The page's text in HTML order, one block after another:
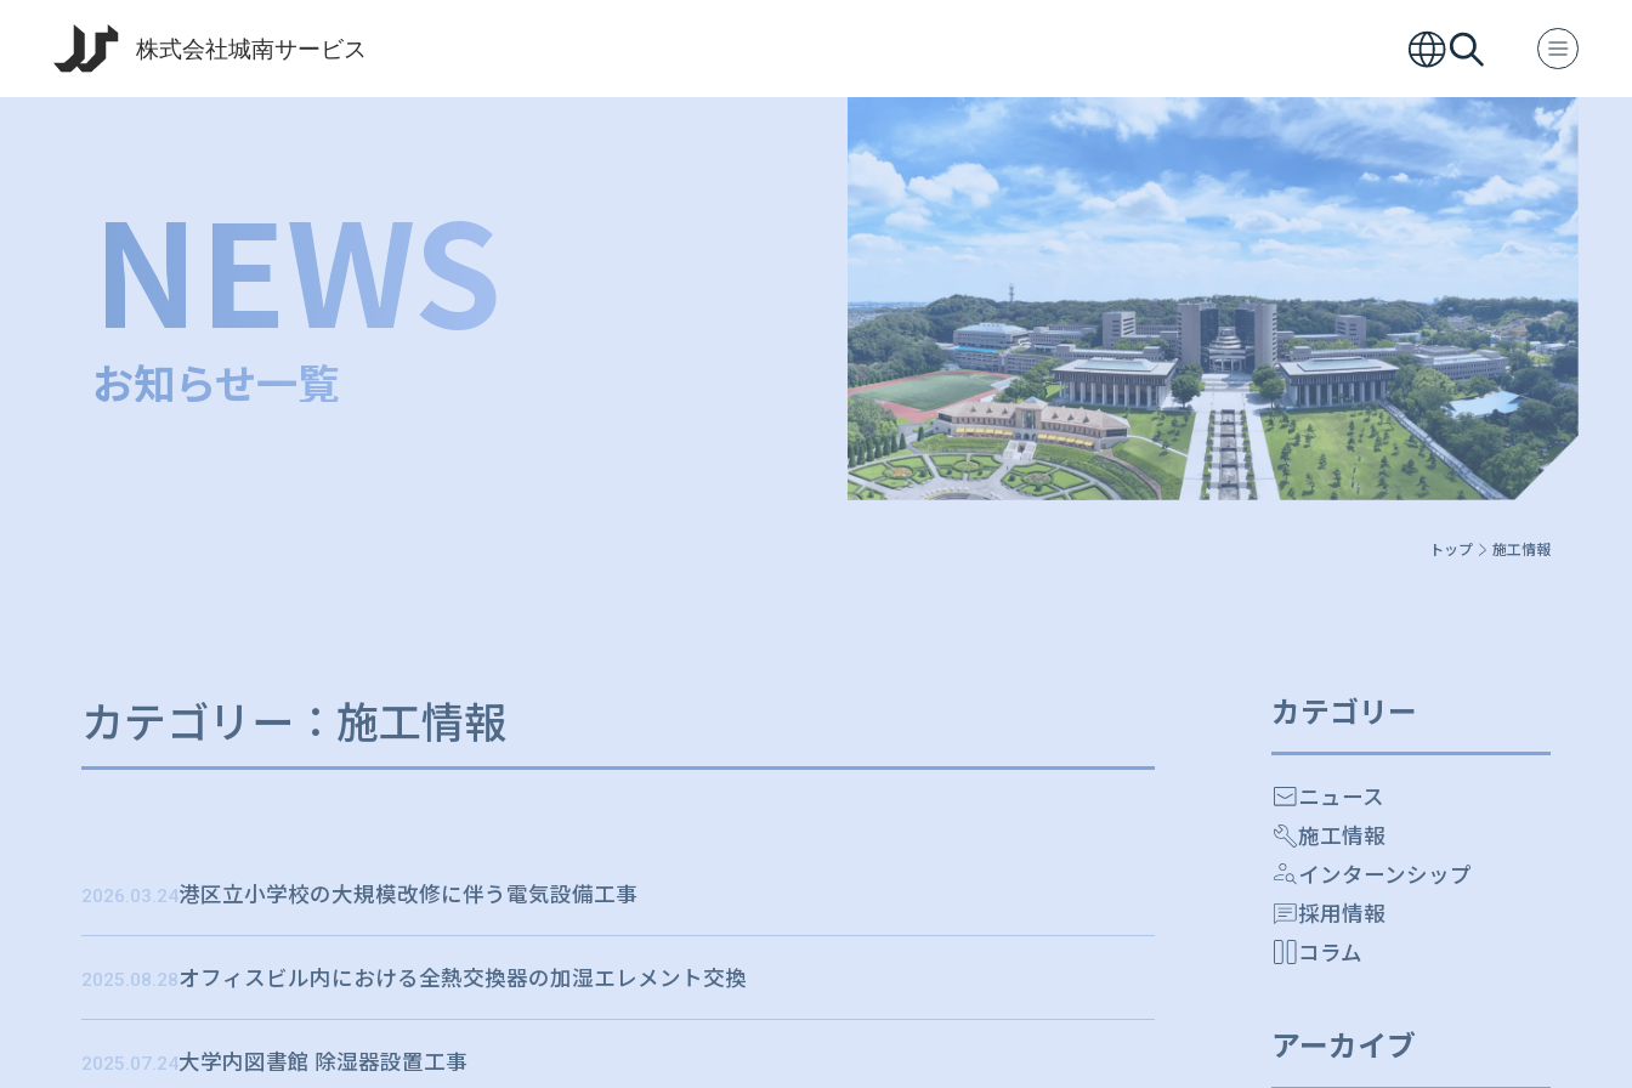
NEWS
お知らせ一覧
トップ 施工情報
カテゴリー：施工情報
2026.03.24港区立小学校の大規模改修に伴う電気設備工事
2025.08.28オフィスビル内における全熱交換器の加湿エレメント交換
2025.07.24大学内図書館 除湿器設置工事
カテゴリー
ニュース
施工情報
インターンシップ
採用情報
コラム
アーカイブ